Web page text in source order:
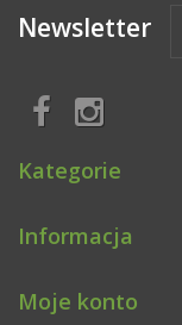
Newsletter
Kategorie
Informacja
Moje konto